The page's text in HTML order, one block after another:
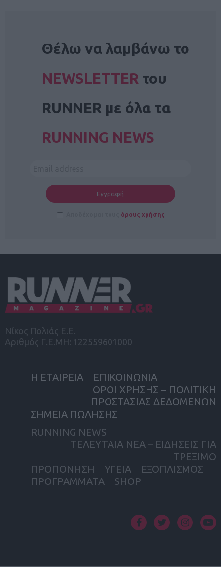
Θέλω να λαμβάνω το
NEWSLETTER του
RUNNER με όλα τα
RUNNING NEWS
όρους χρήσης
Νίκος Πολιάς Ε.Ε.
Αριθμός Γ.Ε.ΜΗ: 122559601000
Η ΕΤΑΙΡΕΙΑ
ΕΠΙΚΟΙΝΩΝΙΑ
ΟΡΟΙ ΧΡΗΣΗΣ – ΠΟΛΙΤΙΚΗ
ΠΡΟΣΤΑΣΙΑΣ ΔΕΔΟΜΕΝΩΝ
ΣΗΜΕΙΑ ΠΩΛΗΣΗΣ
RUNNING NEWS
ΤΕΛΕΥΤΑΙΑ ΝΕΑ – ΕΙΔΗΣΕΙΣ ΓΙΑ
ΤΡΕΞΙΜΟ
ΠΡΟΠΟΝΗΣΗ
ΥΓΕΙΑ
ΕΞΟΠΛΙΣΜΟΣ
ΠΡΟΓΡΑΜΜΑΤΑ
SHOP